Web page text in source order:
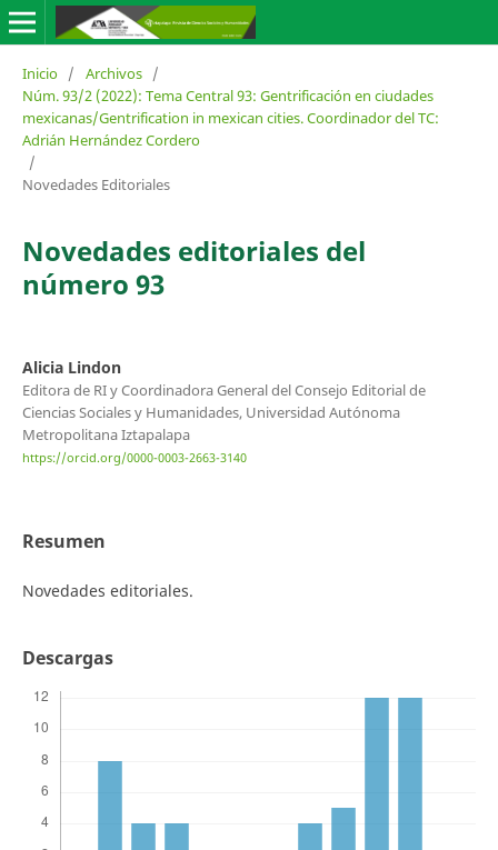
Inicio / Archivos /
Núm. 93/2 (2022): Tema Central 93: Gentrificación en ciudades
mexicanas/Gentrification in mexican cities. Coordinador del TC:
Adrián Hernández Cordero
/
Novedades Editoriales
Novedades editoriales del
número 93
Alicia Lindon
Editora de RI y Coordinadora General del Consejo Editorial de
Ciencias Sociales y Humanidades, Universidad Autónoma
Metropolitana Iztapalapa
https://orcid.org/0000-0003-2663-3140
Resumen
Novedades editoriales.
Descargas